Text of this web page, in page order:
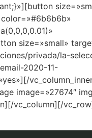
size=»small»
privada/la-
2020-11-
image=»27674″
vc_column][/